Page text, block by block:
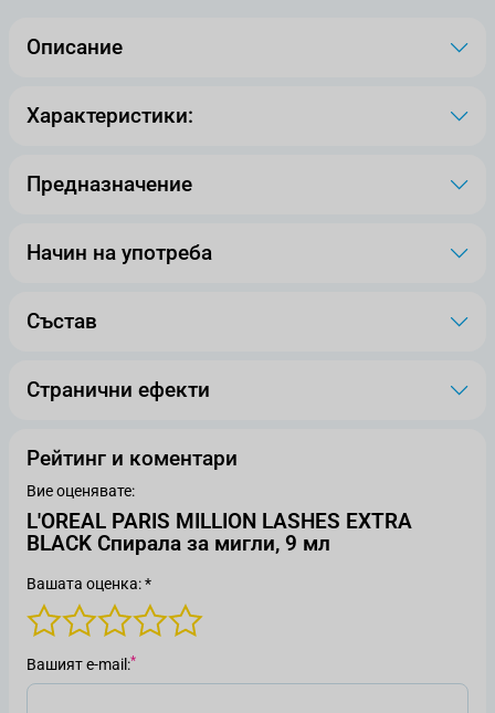
Описание
Характеристики:
Предназначение
Начин на употреба
Състав
Странични ефекти
Рейтинг и коментари
Вие оценявате:
L'OREAL PARIS MILLION LASHES EXTRA
BLACK Спирала за мигли, 9 мл
Вашата оценка: *
Вашият е-mail